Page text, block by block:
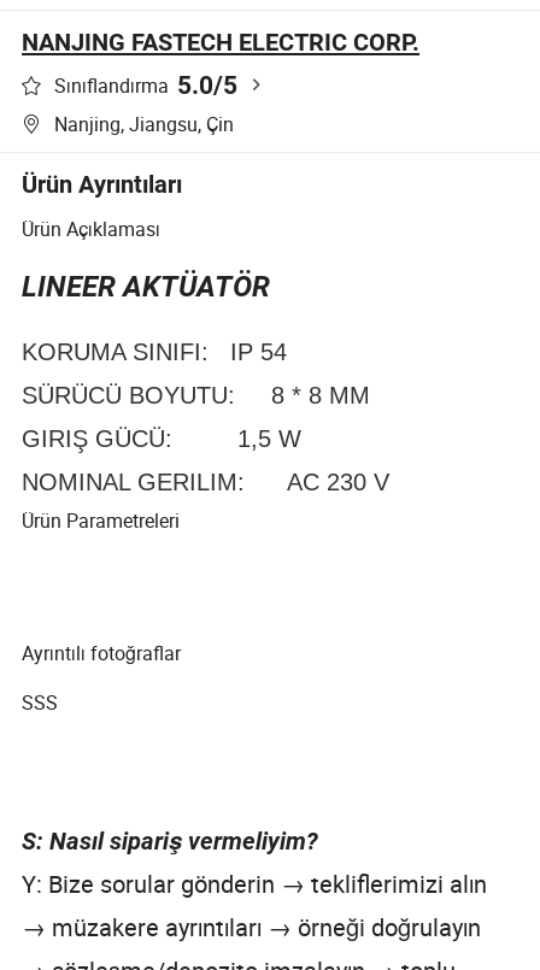
NANJING FASTECH ELECTRIC CORP.
Sınıflandırma 5.0/5
Nanjing, Jiangsu, Çin
Ürün Ayrıntıları
Ürün Açıklaması
LINEER AKTÜATÖR
KORUMA SINIFI: IP 54
SÜRÜCÜ BOYUTU: 8 * 8 MM
GIRIŞ GÜCÜ: 1,5 W
NOMINAL GERILIM: AC 230 V
Ürün Parametreleri
Ayrıntılı fotoğraflar
SSS
S: Nasıl sipariş vermeliyim?
Y: Bize sorular gönderin → tekliflerimizi alın
→ müzakere ayrıntıları → örneği doğrulayın